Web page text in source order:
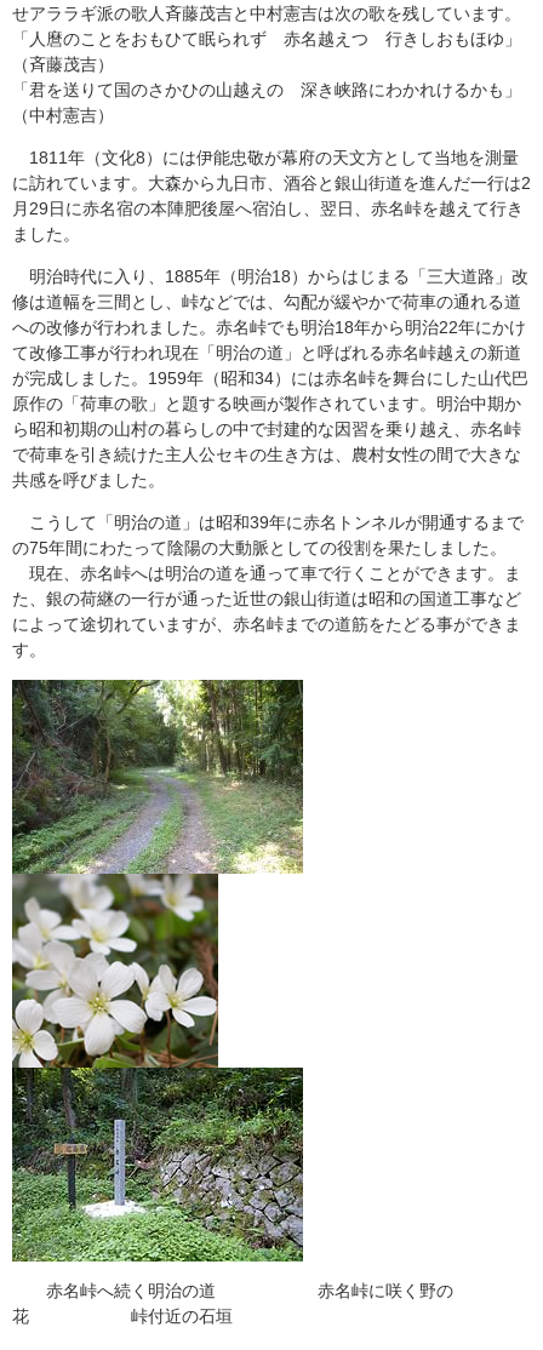
せアララギ派の歌人斉藤茂吉と中村憲吉は次の歌を残しています。
「人麿のことをおもひて眠られず 赤名越えつゝ行きしおもほゆ」
（斉藤茂吉）
「君を送りて国のさかひの山越えの 深き峡路にわかれけるかも」
（中村憲吉）
1811年（文化8）には伊能忠敬が幕府の天文方として当地を測量
に訪れています。大森から九日市、酒谷と銀山街道を進んだ一行は2
月29日に赤名宿の本陣肥後屋へ宿泊し、翌日、赤名峠を越えて行き
ました。
明治時代に入り、1885年（明治18）からはじまる「三大道路」改
修は道幅を三間とし、峠などでは、勾配が緩やかで荷車の通れる道
への改修が行われました。赤名峠でも明治18年から明治22年にかけ
て改修工事が行われ現在「明治の道」と呼ばれる赤名峠越えの新道
が完成しました。1959年（昭和34）には赤名峠を舞台にした山代巴
原作の「荷車の歌」と題する映画が製作されています。明治中期か
ら昭和初期の山村の暮らしの中で封建的な因習を乗り越え、赤名峠
で荷車を引き続けた主人公セキの生き方は、農村女性の間で大きな
共感を呼びました。
こうして「明治の道」は昭和39年に赤名トンネルが開通するまで
の75年間にわたって陰陽の大動脈としての役割を果たしました。
現在、赤名峠へは明治の道を通って車で行くことができます。ま
た、銀の荷継の一行が通った近世の銀山街道は昭和の国道工事など
によって途切れていますが、赤名峠までの道筋をたどる事ができま
す。
赤名峠へ続く明治の道 赤名峠に咲く野の
花 峠付近の石垣